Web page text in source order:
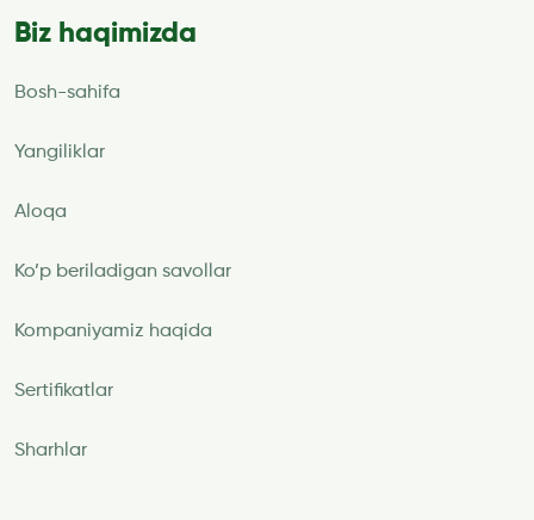
Biz haqimizda
Bosh-sahifa
Yangiliklar
Aloqa
Ko’p beriladigan savollar
Kompaniyamiz haqida
Sertifikatlar
Sharhlar